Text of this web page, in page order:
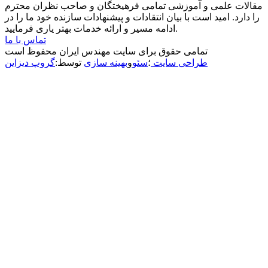
مقالات علمی و آموزشی تمامی فرهیختگان و صاحب نظران محترم
را دارد. امید است با بیان انتقادات و پیشنهادات سازنده خود ما را در
ادامه مسیر و ارائه خدمات بهتر یاری فرمایید.
تماس با ما
تمامی حقوق برای سایت مهندس ایران محفوظ است
طراحی سایت ؛سئووبهینه سازی توسط:گروپ دیزاین